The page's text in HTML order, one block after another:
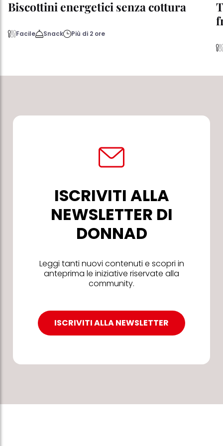
Biscottini energetici senza cottura
Facile Snack Più di 2 ore
ISCRIVITI ALLA
NEWSLETTER DI
DONNAD
Leggi tanti nuovi contenuti e scopri in
anteprima le iniziative riservate alla
community.
ISCRIVITI ALLA NEWSLETTER